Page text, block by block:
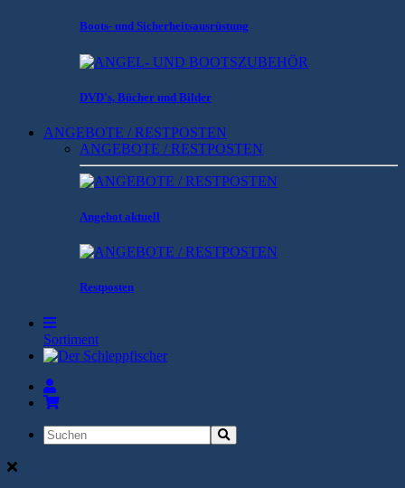
Boots- und Sicherheitsausrüstung
DVD's, Bücher und Bilder
ANGEBOTE / RESTPOSTEN
ANGEBOTE / RESTPOSTEN
Angebot aktuell
Restposten
Sortiment